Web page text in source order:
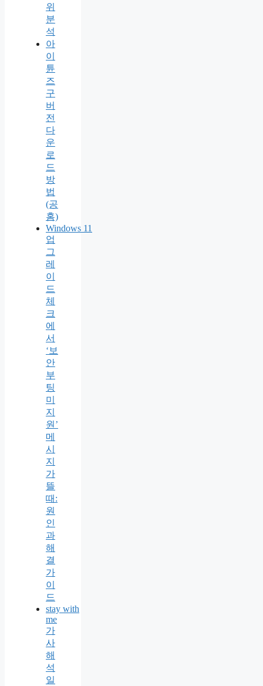
위
분
석
아
이
튠
즈
구
버
전
다
운
로
드
방
법
(공
홈)
Windows 11
업
그
레
이
드
체
크
에
서
‘보
안
부
팅
미
지
원’
메
시
지
가
뜰
때:
원
인
과
해
결
가
이
드
stay with
me
가
사
해
석
일